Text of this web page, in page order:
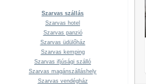
Szarvas szállás
Szarvas hotel
Szarvas panzió
Szarvas üdülőház
Szarvas kemping
Szarvas ifjúsági szálló
Szarvas magánszálláshely
Szarvas vendégház